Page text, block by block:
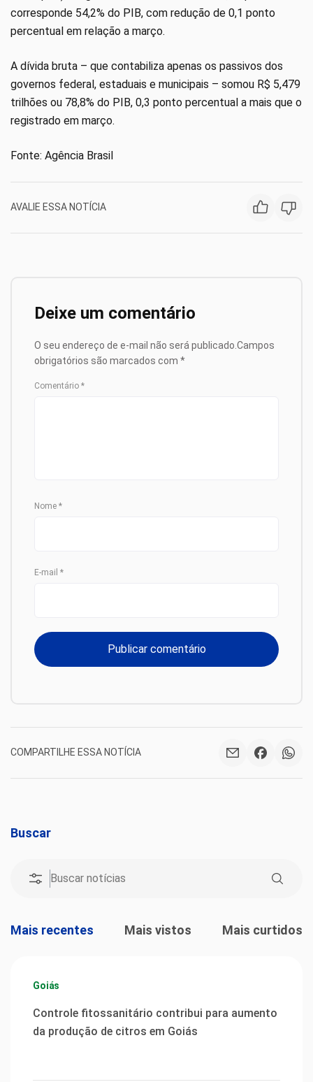
corresponde 54,2% do PIB, com redução de 0,1 ponto
percentual em relação a março.
A dívida bruta – que contabiliza apenas os passivos dos
governos federal, estaduais e municipais – somou R$ 5,479
trilhões ou 78,8% do PIB, 0,3 ponto percentual a mais que o
registrado em março.
Fonte: Agência Brasil
AVALIE ESSA NOTÍCIA
Deixe um comentário
O seu endereço de e-mail não será publicado. Campos
obrigatórios são marcados com *
Comentário *
Nome *
E-mail *
COMPARTILHE ESSA NOTÍCIA
Buscar
Mais recentes Mais vistos Mais curtidos
Goiás
Controle fitossanitário contribui para aumento
da produção de citros em Goiás